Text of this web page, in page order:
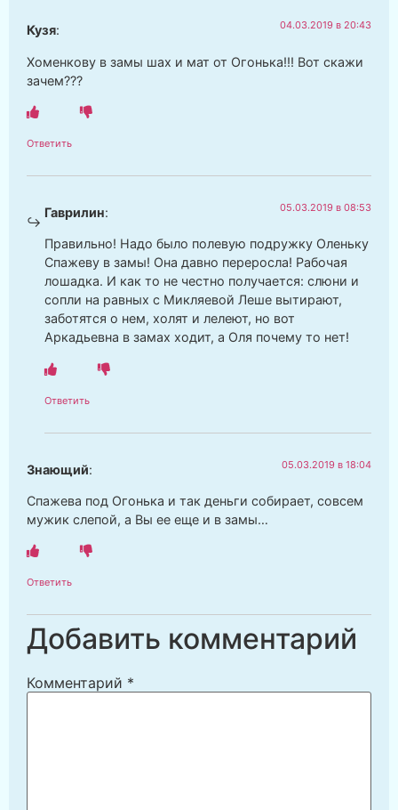
Кузя: 04.03.2019 в 20:43
Хоменкову в замы шах и мат от Огонька!!! Вот скажи
зачем???
Ответить
Гаврилин: 05.03.2019 в 08:53
Правильно! Надо было полевую подружку Оленьку
Спажеву в замы! Она давно переросла! Рабочая
лошадка. И как то не честно получается: слюни и
сопли на равных с Микляевой Леше вытирают,
заботятся о нем, холят и лелеют, но вот
Аркадьевна в замах ходит, а Оля почему то нет!
Ответить
Знающий: 05.03.2019 в 18:04
Спажева под Огонька и так деньги собирает, совсем
мужик слепой, а Вы ее еще и в замы…
Ответить
Добавить комментарий
Комментарий *